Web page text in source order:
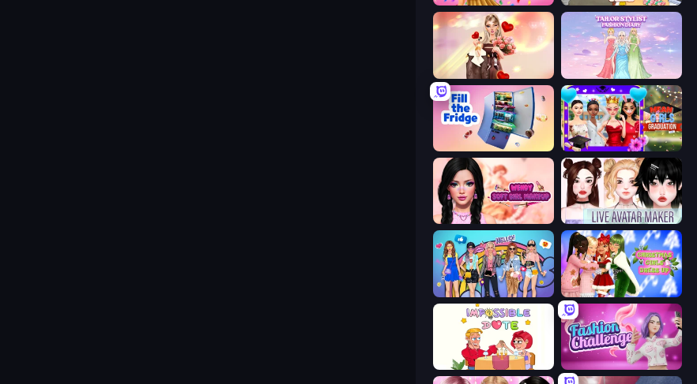
GRWM Date Night Tailor Stylist: Fashion Diary
Fill The Fridge Mean Girls Graduation Day
Wendy Soft Girl Makeup Live Avatar Maker: Girls
College Girls Team Makeover Christmas Girls Dress Up
Impossible Date Fashion Challenge: Catwalk Run